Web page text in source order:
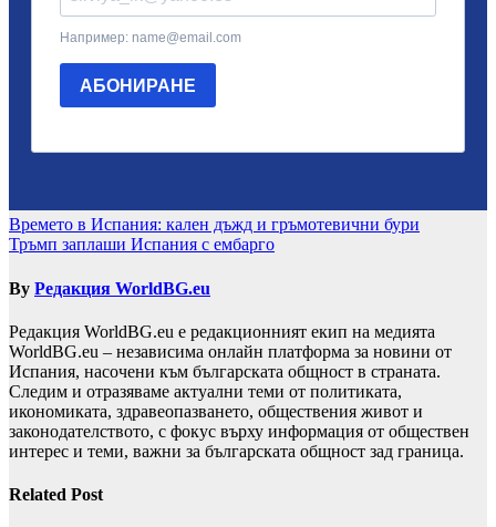
Навигация
Времето в Испания: кален дъжд и гръмотевични бури
Тръмп заплаши Испания с ембарго
By Редакция WorldBG.eu
Редакция WorldBG.eu е редакционният екип на медията
WorldBG.eu – независима онлайн платформа за новини от
Испания, насочени към българската общност в страната.
Следим и отразяваме актуални теми от политиката,
икономиката, здравеопазването, обществения живот и
законодателството, с фокус върху информация от обществен
интерес и теми, важни за българската общност зад граница.
Related Post